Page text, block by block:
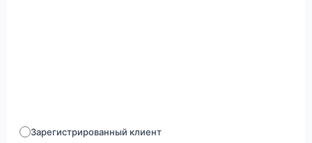
Зарегистрированный клиент